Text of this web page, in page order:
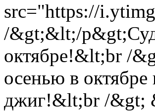
src="https://
/&gt;&lt;/
октябре!&lt;br /
осенью в
джиг!&lt;br /&gt;